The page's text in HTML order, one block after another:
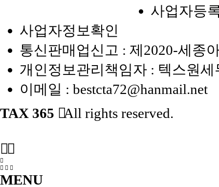
사업자등
사업자정보확인
통신판매업신고 : 제2020-세종
개인정보관리책임자 : 텍스원
이메일 : bestcta72@hanmail.net
TAX 365
All rights reserved.
MENU